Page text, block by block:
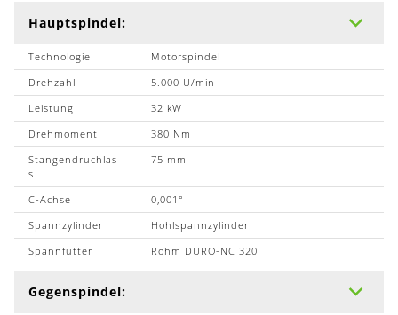
Hauptspindel:
Technologie
Motorspindel
Drehzahl
5.000 U/min
Leistung
32 kW
Drehmoment
380 Nm
Stangendruchlas
s
75 mm
C-Achse
0,001°
Spannzylinder
Hohlspannzylinder
Spannfutter
Röhm DURO-NC 320
Gegenspindel: